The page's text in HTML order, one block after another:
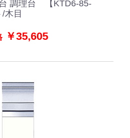
調理台 【KTD6-85-
木目
￥35,605